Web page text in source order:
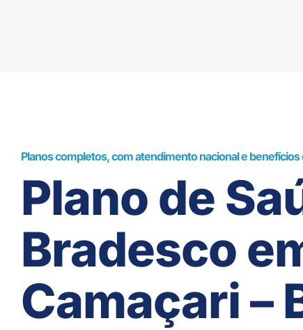
Planos completos, com atendimento nacional e
Plano de
Bradesco
Camaçari –